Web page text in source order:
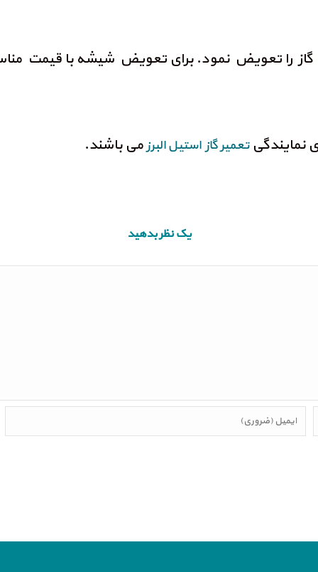
را تعویض نمود. برای تعویض شیشه با قیمت
تعمیر گاز استیل البرزمی باشند.
یک نظر بدهید